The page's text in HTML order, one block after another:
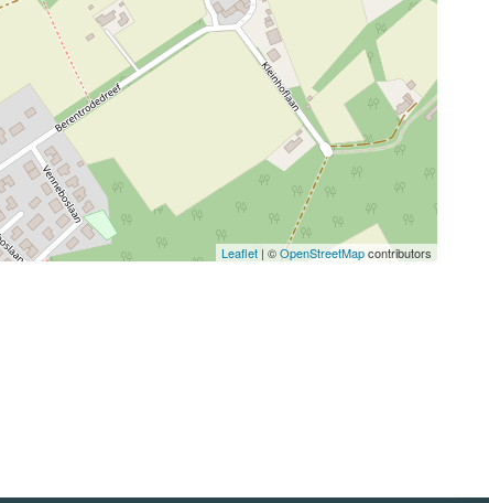
Leaflet | ©OpenStreetMapcontributors